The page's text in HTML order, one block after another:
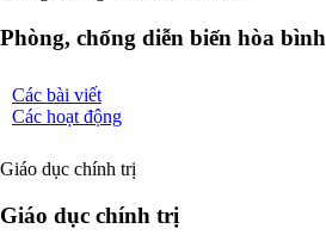
Phòng, chống diễn biến hòa bình
Các bài viết
Các hoạt động
Giáo dục chính trị
Giáo dục chính trị